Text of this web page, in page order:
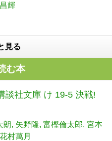
輝
見る
む本
談社文庫 け 19-5 決戦!
朗 矢野隆 富樫倫太郎 宮本
花村萬月